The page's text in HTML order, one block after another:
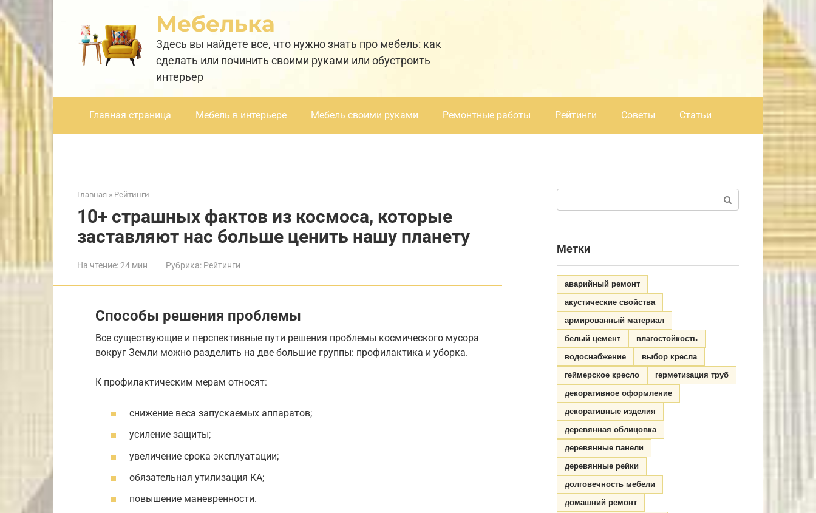
Перейти
к
контенту
Мебелька
Здесь вы найдете все, что нужно знать про мебель: как
сделать или починить своими руками или обустроить
интерьер
Главная страница Мебель в интерьере Мебель своими руками Ремонтные работы Рейтинги Советы Статьи
Главная » Рейтинги
10+ страшных фактов из космоса, которые
заставляют нас больше ценить нашу планету
На чтение:24 мин Рубрика: Рейтинги
Способы решения проблемы
Все существующие и перспективные пути решения проблемы космического мусора
вокруг Земли можно разделить на две большие группы: профилактика и уборка.
К профилактическим мерам относят:
снижение веса запускаемых аппаратов;
усиление защиты;
увеличение срока эксплуатации;
обязательная утилизация КА;
повышение маневренности.
Метки
аварийный ремонт
акустические свойства
армированный материал
белый цемент
влагостойкость
водоснабжение
выбор кресла
геймерское кресло
герметизация труб
декоративное оформление
декоративные изделия
деревянная облицовка
деревянные панели
деревянные рейки
долговечность мебели
домашний ремонт